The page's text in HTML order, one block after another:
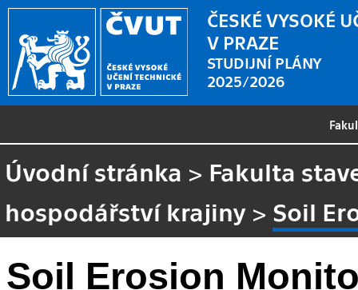
ČESKÉ VYSOKÉ
V PRAZE
STUDIJNÍ PLÁNY
2025/2026
Úvodní stránka > Fakulta
hospodářství krajiny > Soil
Soil Erosion